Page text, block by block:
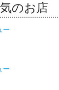
のお店
ー
ー